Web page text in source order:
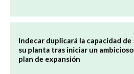
Indecar duplicará la capacidad de
su planta tras iniciar un ambicioso
plan de expansión